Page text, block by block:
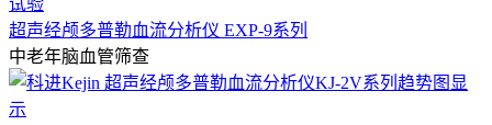
超声经颅多普勒血流分析仪 EXP-9系列
中老年脑血管筛查